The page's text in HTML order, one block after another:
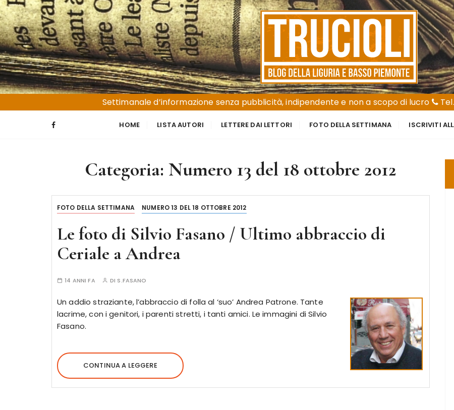
S
a
l
t
a
a
l
c
Trucioli
Liguria e Basso Piemonte
Settimanale d’informazione senza pubblicità, indipendente e non a scopo di lucro
HOME LISTA AUTORI LETTERE DAI LETTORI FOTO DELLA SETTIMANA ISCRIVITI
Categoria: Numero 13 del 18 ottobre 2012
FOTO DELLA SETTIMANA NUMERO 13 DEL 18 OTTOBRE 2012
Le foto di Silvio Fasano / Ultimo abbraccio di
Ceriale a Andrea
14 ANNI FA DI S.FASANO
Un addio straziante, l’abbraccio di folla al ‘suo’ Andrea Patrone. Tante
lacrime, con i genitori, i parenti stretti, i tanti amici. Le immagini di Silvio
Fasano.
CONTINUA A LEGGERE